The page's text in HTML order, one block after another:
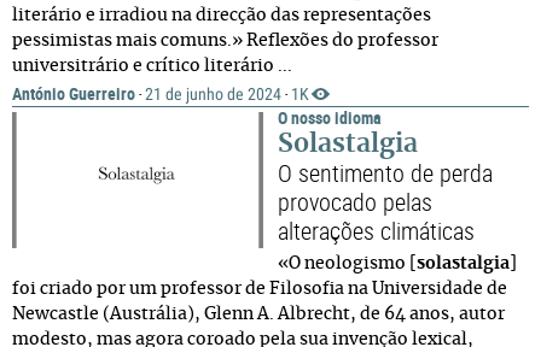
literário e irradiou na direcção das representações
pessimistas mais comuns.» Reflexões do professor
universitrário e crítico literário ...
António Guerreiro · 21 de junho de 2024 · 1K
O nosso idioma
Solastalgia
O sentimento de perda
provocado pelas
alterações climáticas
«O neologismo [ solastalgia
foi criado por um professor de Filosofia na Universidade de
Newcastle (Austrália), Glenn A. Albrecht, de 64 anos, autor
modesto, mas agora coroado pela sua invenção lexical,